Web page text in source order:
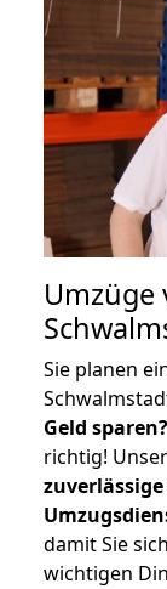
Umzüge
Sie planen
Geld sparen?
richtig!
zuverlässige
damit Sie
wichtigen